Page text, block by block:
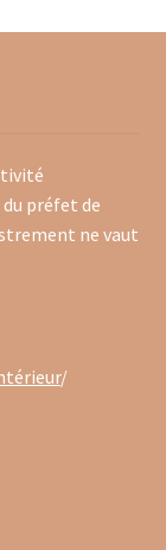
préfet de
ne vaut
/